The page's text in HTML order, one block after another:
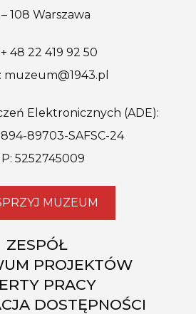
108 Warszawa
48 22 419 92 50
muzeum@1943.pl
Elektronicznych (ADE):
89703-SAFSC-24
5252745009
MUZEUM
ZESPÓŁ
PROJEKTÓW
PRACY
DOSTĘPNOŚCI